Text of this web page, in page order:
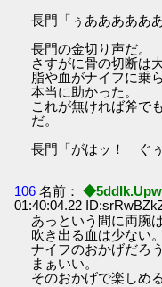
長門「ぅあああああ
長門の金切り声だ。
さすがに骨の切断は
脂や血がナイフに乗
本当に助かった。
これが無ければ斧で
だ。
長門「がはッ！ ぐぅ
106 名前：
01:40:04.22
あっという間に両腕
吹き出る血は少ない。
ナイフのおかげだろ
まぁいい。
そのおかげで楽しめる